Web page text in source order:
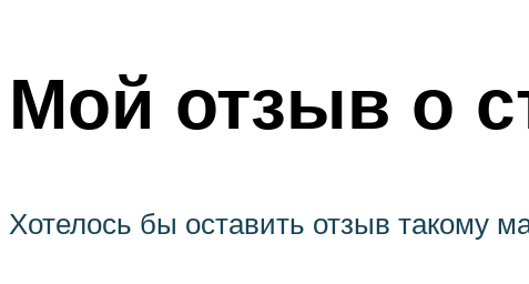
Мой отзыв о
Хотелось бы оставить отзыв такому